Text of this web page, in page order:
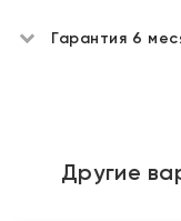
Гарантия 6
Другие